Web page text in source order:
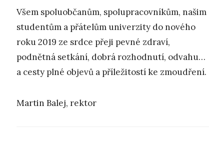
Všem spoluobčanům, spolupracovníkům, našim
studentům a přátelům univerzity do nového
roku 2019 ze srdce přeji pevné zdraví,
podnětná setkání, dobrá rozhodnutí, odvahu…
a cesty plné objevů a příležitostí ke zmoudření.
Martin Balej, rektor